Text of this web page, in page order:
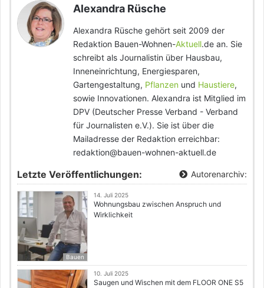
Alexandra Rüsche
Alexandra Rüsche gehört seit 2009 der
Redaktion Bauen-Wohnen-Aktuell.de an. Sie
schreibt als Journalistin über Hausbau,
Inneneinrichtung, Energiesparen,
Gartengestaltung, Pflanzen und Haustiere,
sowie Innovationen. Alexandra ist Mitglied im
DPV (Deutscher Presse Verband - Verband
für Journalisten e.V.). Sie ist über die
Mailadresse der Redaktion erreichbar:
redaktion@bauen-wohnen-aktuell.de
Letzte Veröffentlichungen: Autorenarchiv:
Bauen
14. Juli 2025
Wohnungsbau zwischen Anspruch und
Wirklichkeit
10. Juli 2025
Saugen und Wischen mit dem FLOOR ONE S5